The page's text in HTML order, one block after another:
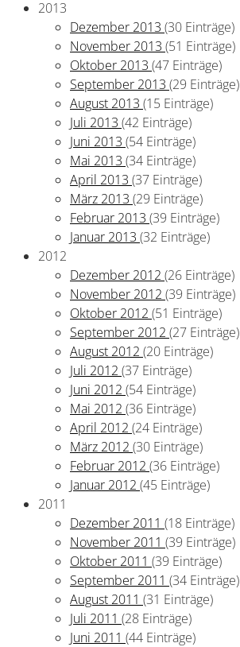
2013
Dezember 2013 (30 Einträge)
November 2013 (51 Einträge)
Oktober 2013 (47 Einträge)
September 2013 (29 Einträge)
August 2013 (15 Einträge)
Juli 2013 (42 Einträge)
Juni 2013 (54 Einträge)
Mai 2013 (34 Einträge)
April 2013 (37 Einträge)
März 2013 (29 Einträge)
Februar 2013 (39 Einträge)
Januar 2013 (32 Einträge)
2012
Dezember 2012 (26 Einträge)
November 2012 (39 Einträge)
Oktober 2012 (51 Einträge)
September 2012 (27 Einträge)
August 2012 (20 Einträge)
Juli 2012 (37 Einträge)
Juni 2012 (54 Einträge)
Mai 2012 (36 Einträge)
April 2012 (24 Einträge)
März 2012 (30 Einträge)
Februar 2012 (36 Einträge)
Januar 2012 (45 Einträge)
2011
Dezember 2011 (18 Einträge)
November 2011 (39 Einträge)
Oktober 2011 (39 Einträge)
September 2011 (34 Einträge)
August 2011 (31 Einträge)
Juli 2011 (28 Einträge)
Juni 2011 (44 Einträge)